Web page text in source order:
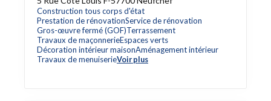
Construction tous corps d'état
Prestation de rénovationService de rénovation
Gros-œuvre fermé (GOF)Terrassement
Travaux de maçonnerieEspaces verts
Décoration intérieur maisonAménagement intérieur
Travaux de menuiserieVoir plus